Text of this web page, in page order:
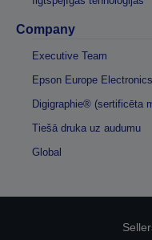
Company
Executive Team
Epson Europe Electronics
Digigraphie® (sertificēta
Tiešā druka uz audumu
Global